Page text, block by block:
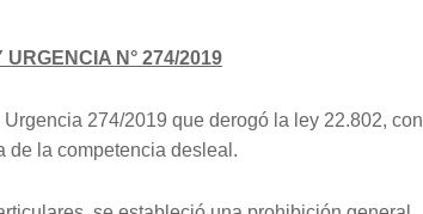
N° 274/2019
274/2019 que derogó la ley 22.802, con
de la competencia desleal.